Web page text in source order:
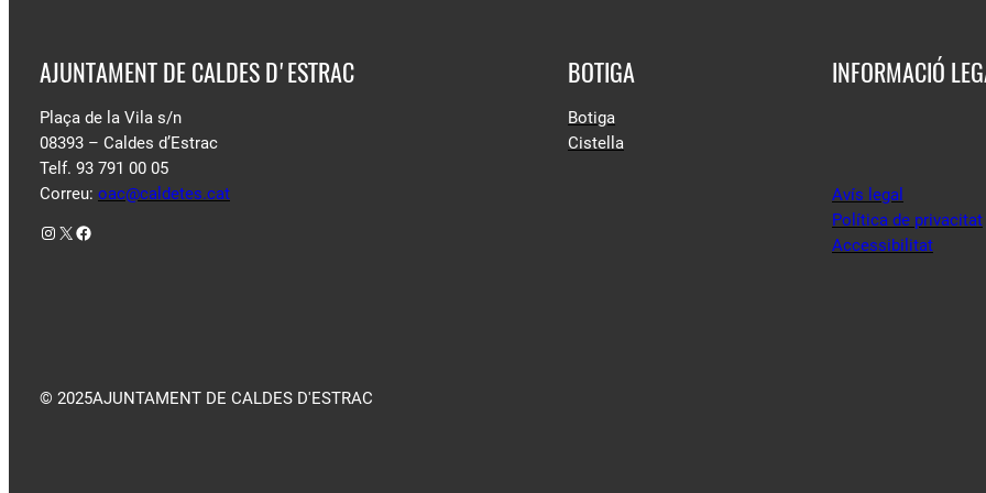
AJUNTAMENT DE CALDES D'ESTRAC
Plaça de la Vila s/n
08393 – Caldes d’Estrac
Telf. 93 791 00 05
Correu: oac@caldetes.cat
Instagram X Facebook
BOTIGA
Botiga
Cistella
INFORMACIÓ
Avís legal
Política de privacitat
Accessibilitat
© 2025AJUNTAMENT DE CALDES D'ESTRAC